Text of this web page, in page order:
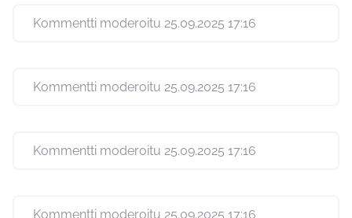
Kommentti moderoitu 25.09.2025 17:16
Kommentti moderoitu 25.09.2025 17:16
Kommentti moderoitu 25.09.2025 17:16
Kommentti moderoitu 25.09.2025 17:16